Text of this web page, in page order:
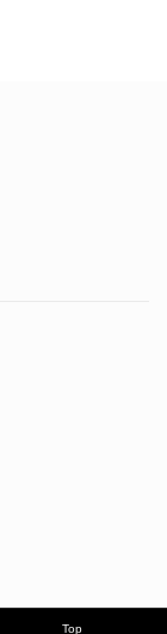
Top